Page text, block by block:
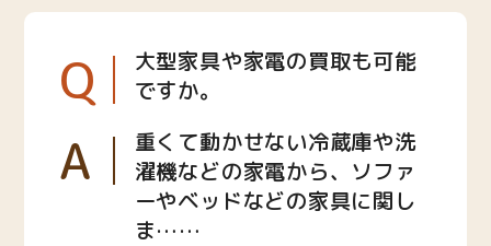
Q
大型家具や家電の買取も可能
ですか。
A
重くて動かせない冷蔵庫や洗
濯機などの家電から、ソファ
ーやベッドなどの家具に関し
ま……